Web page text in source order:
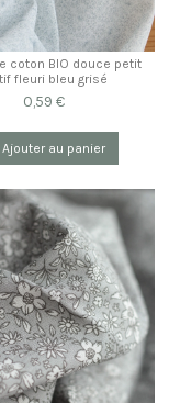
coton BIO douce petit
fleuri bleu grisé
0,59 €
Ajouter au panier